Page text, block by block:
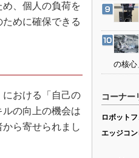
、個人の負荷を
めに確保できる
おける「自己の
の向上の機会は
ら寄せられまし
の核心
コーナー
ロボット
エッジコ